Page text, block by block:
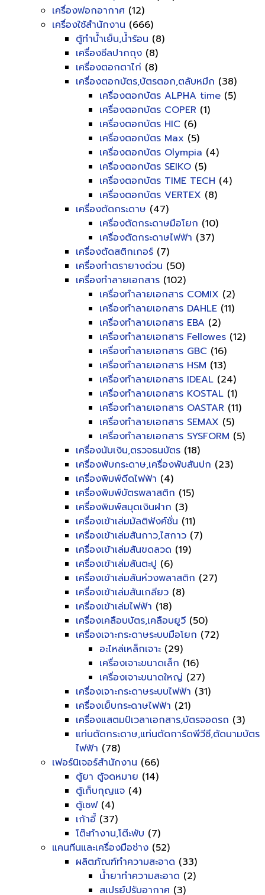
เครื่องฟอกอากาศ (12)
เครื่องใช้สำนักงาน (666)
ตู้ทำน้ำเย็น,น้ำร้อน (8)
เครื่องซีลปากถุง (8)
เครื่องตอกตาไก่ (8)
เครื่องตอกบัตร,บัตรตอก,ตลับหมึก (38)
เครื่องตอกบัตร ALPHA time (5)
เครื่องตอกบัตร COPER (1)
เครื่องตอกบัตร HIC (6)
เครื่องตอกบัตร Max (5)
เครื่องตอกบัตร Olympia (4)
เครื่องตอกบัตร SEIKO (5)
เครื่องตอกบัตร TIME TECH (4)
เครื่องตอกบัตร VERTEX (8)
เครื่องตัดกระดาษ (47)
เครื่องตัดกระดาษมือโยก (10)
เครื่องตัดกระดาษไฟฟ้า (37)
เครื่องตัดสติกเกอร์ (7)
เครื่องทำตรายางด่วน (50)
เครื่องทำลายเอกสาร (102)
เครื่องทำลายเอกสาร COMIX (2)
เครื่องทำลายเอกสาร DAHLE (11)
เครื่องทำลายเอกสาร EBA (2)
เครื่องทำลายเอกสาร Fellowes (12)
เครื่องทำลายเอกสาร GBC (16)
เครื่องทำลายเอกสาร HSM (13)
เครื่องทำลายเอกสาร IDEAL (24)
เครื่องทำลายเอกสาร KOSTAL (1)
เครื่องทำลายเอกสาร OASTAR (11)
เครื่องทำลายเอกสาร SEMAX (5)
เครื่องทำลายเอกสาร SYSFORM (5)
เครื่องนับเงิน,ตรวจธนบัตร (18)
เครื่องพับกระดาษ,เครื่องพับสันปก (23)
เครื่องพิมพ์ดีดไฟฟ้า (4)
เครื่องพิมพ์บัตรพลาสติก (15)
เครื่องพิมพ์สมุดเงินฝาก (3)
เครื่องเข้าเล่มมัลติฟังค์ชั่น (11)
เครื่องเข้าเล่มสันกาว,ไสกาว (7)
เครื่องเข้าเล่มสันขดลวด (19)
เครื่องเข้าเล่มสันตะปู (6)
เครื่องเข้าเล่มสันห่วงพลาสติก (27)
เครื่องเข้าเล่มสันเกลียว (8)
เครื่องเข้าเล่มไฟฟ้า (18)
เครื่องเคลือบบัตร,เคลือบยูวี (50)
เครื่องเจาะกระดาษระบบมือโยก (72)
อะไหล่เหล็กเจาะ (29)
เครื่องเจาะขนาดเล็ก (16)
เครื่องเจาะขนาดใหญ่ (27)
เครื่องเจาะกระดาษระบบไฟฟ้า (31)
เครื่องเย็บกระดาษไฟฟ้า (21)
เครื่องแสตมป์เวลาเอกสาร,บัตรจอดรถ (3)
แท่นตัดกระดาษ,แท่นตัดการ์ดพีวีซี,ตัดนามบัตร
ไฟฟ้า (78)
เฟอร์นิเจอร์สำนักงาน (66)
ตู้ยา ตู้จดหมาย (14)
ตู้เก็บกุญแจ (4)
ตู้เซฟ(4)
เก้าอี้ (37)
โต๊ะทำงาน,โต๊ะพับ (7)
แคนทีนและเครื่องมือช่าง (52)
ผลิตภัณฑ์ทำความสะอาด (33)
น้ำยาทำความสะอาด (2)
สเปรย์ปรับอากาศ (3)